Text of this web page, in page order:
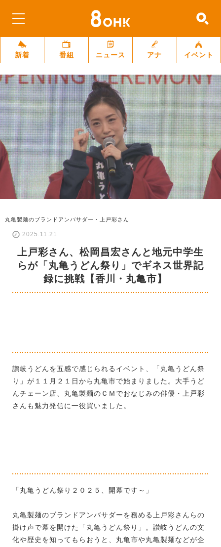
新着 番組 ニュース アナ イベント
丸亀製麺のブランドアンバサダー・上戸彩さん
2025.11.21
上戸彩さん、松岡昌宏さんと地元中学生
らが「丸亀うどん祭り」でギネス世界記
録に挑戦【香川・丸亀市】
讃岐うどんを五感で感じられるイベント、「丸亀うどん祭
り」が１１月２１日から丸亀市で始まりました。大手うど
んチェーン店、丸亀製麺のＣＭでおなじみの俳優・上戸彩
さんも魅力発信に一役買いました。
「丸亀うどん祭り２０２５、開幕です～」
丸亀製麺のブランドアンバサダーを務める上戸彩さんらの
掛け声で幕を開けた「丸亀うどん祭り」。讃岐うどんの文
化や歴史を知ってもらおうと、丸亀市や丸亀製麺などが企